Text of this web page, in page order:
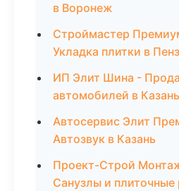
в Воронеж
Строймастер
Укладка плитки в
ИП Элит Шина -
автомобилей в Казань
Автосервис Элит
Автозвук в Казань
Проект-Строй
Санузлы и плиточные